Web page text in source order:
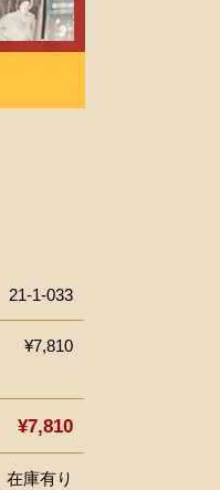
21-1-033
¥7,810
¥7,810
在庫有り